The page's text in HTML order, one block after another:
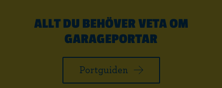
ALLT DU BEHÖVER VETA OM
GARAGEPORTAR
Portguiden